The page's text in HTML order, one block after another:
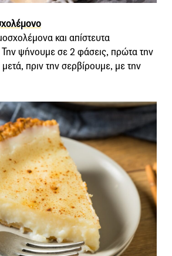
και απίστευτα
Την ψήνουμε σε 2 φάσεις, πρώτα την
πριν την σερβίρουμε, με την